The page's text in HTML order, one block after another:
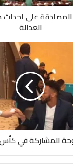
المصادقة على
العدالة
للمشاركة في كأس